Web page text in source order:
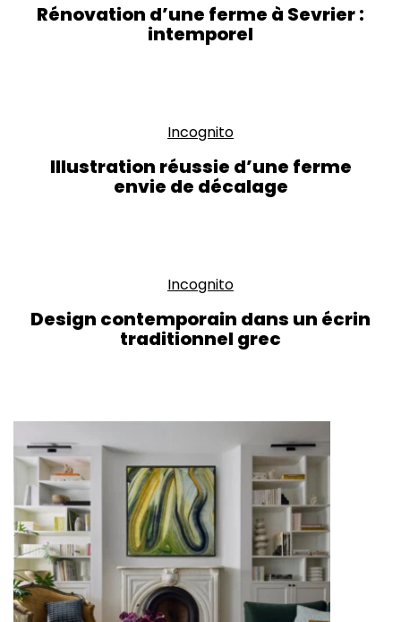
Rénovation d’une ferme à Sevrier :
intemporel
Incognito
Illustration réussie d’une ferme
envie de décalage
Incognito
Design contemporain dans un écrin
traditionnel grec